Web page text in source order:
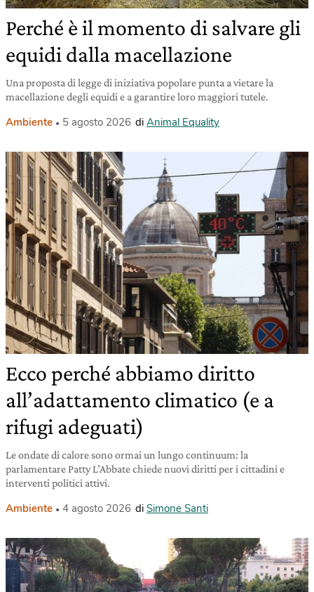
Perché è il momento di salvare gli
equidi dalla macellazione
Una proposta di legge di iniziativa popolare punta a vietare la
macellazione degli equidi e a garantire loro maggiori tutele.
Ambiente 5 agosto 2026 di Animal Equality
Ecco perché abbiamo diritto
all’adattamento climatico (e a
rifugi adeguati)
Le ondate di calore sono ormai un lungo continuum: la
parlamentare Patty L’Abbate chiede nuovi diritti per i cittadini e
interventi politici attivi.
Ambiente 4 agosto 2026 di Simone Santi